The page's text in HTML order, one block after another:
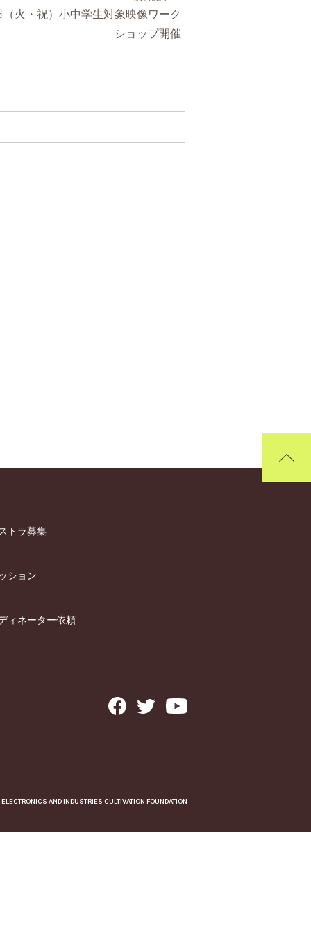
火・祝）小中学生対象映像ワーク
ショップ開催
トラ募集
ション
ィネーター依頼
AND INDUSTRIES CULTIVATION FOUNDATION